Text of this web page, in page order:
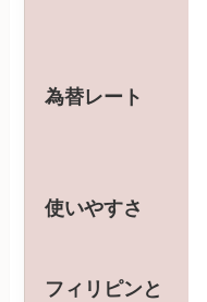
為替レート
使いやすさ
フィリピンと